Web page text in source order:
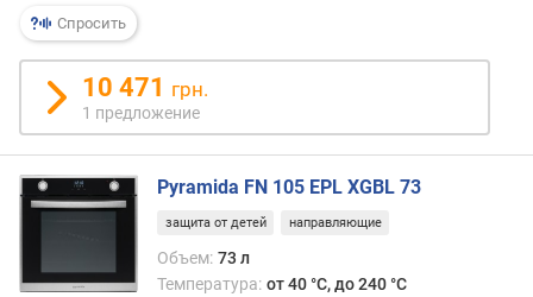
о
т
з
ы
п
д
а
Спросить
10 471 грн.
1 предложение
Pyramida FN 105 EPL XGBL 73
защита от детей направляющие
Объем: 73 л
Температура: от 40 °C, до 240 °C